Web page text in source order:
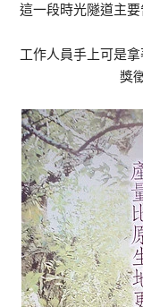
這一段時光隧道主
工作人員手上可是
獎